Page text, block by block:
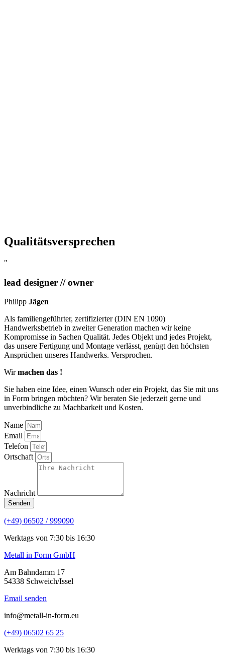
Qualitätsversprechen
"
lead designer // owner
Philipp Jägen
Als familiengeführter, zertifizierter (DIN EN 1090)
Handwerksbetrieb in zweiter Generation machen wir keine
Kompromisse in Sachen Qualität. Jedes Objekt und jedes Projekt,
das unsere Fertigung und Montage verlässt, genügt den höchsten
Ansprüchen unseres Handwerks. Versprochen.
Wirmachen das !
Sie haben eine Idee, einen Wunsch oder ein Projekt, das Sie mit uns
in Form bringen möchten? Wir beraten Sie jederzeit gerne und
unverbindliche zu Machbarkeit und Kosten.
Name
Email
Telefon
Ortschaft
Nachricht
Senden
(+49) 06502 / 999090
Werktags von 7:30 bis 16:30
Metall in Form GmbH
Am Bahndamm 17
54338 Schweich/Issel
Email senden
info@metall-in-form.eu
(+49) 06502 65 25
Werktags von 7:30 bis 16:30